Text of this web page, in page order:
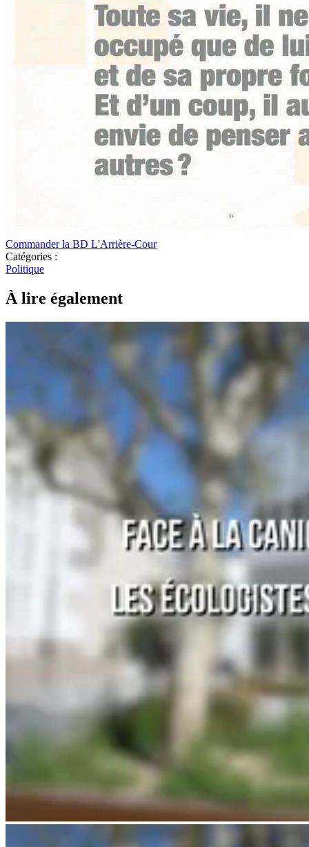
Commander la BD L'Arrière-Cour
Catégories :
Politique
À lire également